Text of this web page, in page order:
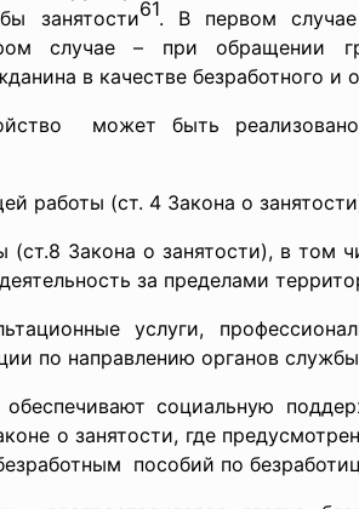
занятости61. В первом случае
случае – при обращении
в качестве безработного
может быть
работы (ст. 4 Закона о
Закона о занятости), в том
за пределами
услуги,
по направлению органов
социальную
о занятости, где
пособий по